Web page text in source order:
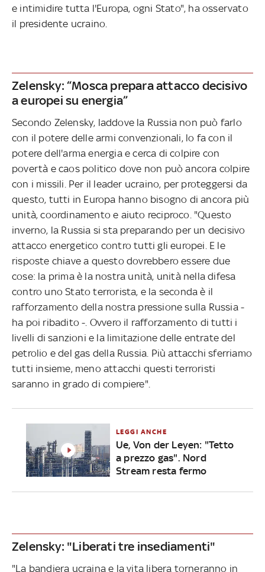
e intimidire tutta l'Europa, ogni Stato", ha osservato
il presidente ucraino.
Zelensky: “Mosca prepara attacco decisivo
a europei su energia”
Secondo Zelensky, laddove la Russia non può farlo
con il potere delle armi convenzionali, lo fa con il
potere dell'arma energia e cerca di colpire con
povertà e caos politico dove non può ancora colpire
con i missili. Per il leader ucraino, per proteggersi da
questo, tutti in Europa hanno bisogno di ancora più
unità, coordinamento e aiuto reciproco. "Questo
inverno, la Russia si sta preparando per un decisivo
attacco energetico contro tutti gli europei. E le
risposte chiave a questo dovrebbero essere due
cose: la prima è la nostra unità, unità nella difesa
contro uno Stato terrorista, e la seconda è il
rafforzamento della nostra pressione sulla Russia -
ha poi ribadito -. Ovvero il rafforzamento di tutti i
livelli di sanzioni e la limitazione delle entrate del
petrolio e del gas della Russia. Più attacchi sferriamo
tutti insieme, meno attacchi questi terroristi
saranno in grado di compiere".
LEGGI ANCHE
Ue, Von der Leyen: "Tetto
a prezzo gas". Nord
Stream resta fermo
Zelensky: "Liberati tre insediamenti"
"La bandiera ucraina e la vita libera torneranno in